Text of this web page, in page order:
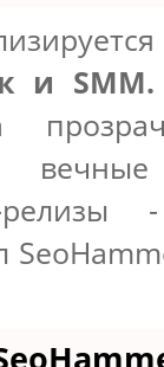
и SMM.
релизы